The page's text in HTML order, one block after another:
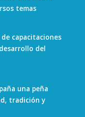
temas
capacitaciones
del
una peña
tradición y